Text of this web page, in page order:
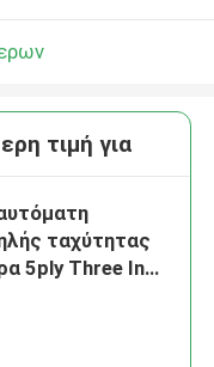
τιμή για
ταχύτητας
5ply Three In